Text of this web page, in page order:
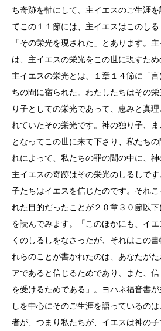
ち奇跡を軸にして、主イエスのご生涯
てこの１１節には、主イエスはこのし
「その栄光を現された」とあります。
は、主イエスの栄光をこの世に現すため
主イエスの栄光とは、１章１４節に「
ちの間に宿られた。わたしたちはその
り子としての栄光であって、恵みと真
れていたその栄光です。神の独り子、
となってこの世に来て下さり、私たち
れによって、私たちの罪の闇の中に、神
主イエスの奇跡はその栄光のしるしで
子たちはイエスを信じたのです。それ
れた目的だったことが２０章３０節以
を読んでみます。「このほかにも、イ
くのしるしをなさったが、それはこの
れらのことが書かれたのは、あなたが
アであると信じるためであり、また、
を受けるためである」。ヨハネ福音書
しを中心にそのご生涯を語っているの
者が、つまり私たちが、イエスは神の